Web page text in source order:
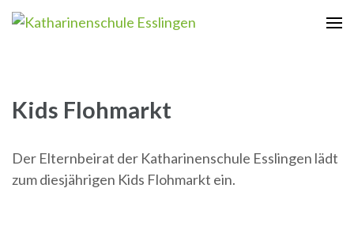
Zum
Inhalt
Kids Flohmarkt
Der Elternbeirat der Katharinenschule Esslingen lädt
zum diesjährigen Kids Flohmarkt ein.